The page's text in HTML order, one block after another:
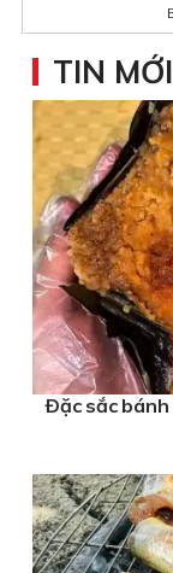
Cửa hàng mua
Trung
Top
TIN MỚI
Ðặc sắc